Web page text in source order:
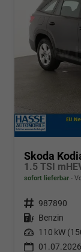
Skoda
sofort lieferbar
Fahrzeugnr. 987890
Kraftstoff Benzin
Leistung 110 kW
01.07.2026